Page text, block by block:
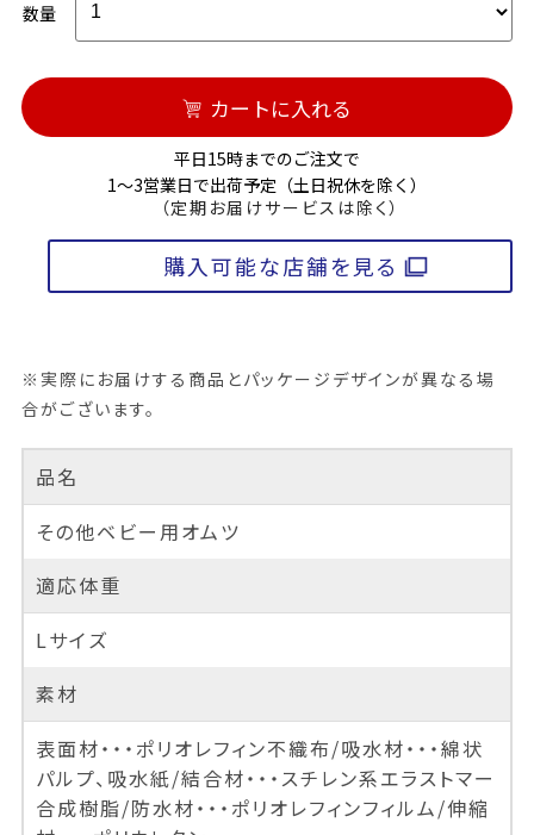
数量
カートに入れる
平日15時までのご注文で
1～3営業日で出荷予定（土日祝休を除く）
（定期お届けサービスは除く）
購入可能な店舗を見る
※実際にお届けする商品とパッケージデザインが異なる場
合がございます。
品名
その他ベビー用オムツ
適応体重
Lサイズ
素材
表面材・・・ポリオレフィン不織布/吸水材・・・綿状
パルプ、吸水紙/結合材・・・スチレン系エラストマー
合成樹脂/防水材・・・ポリオレフィンフィルム/伸縮